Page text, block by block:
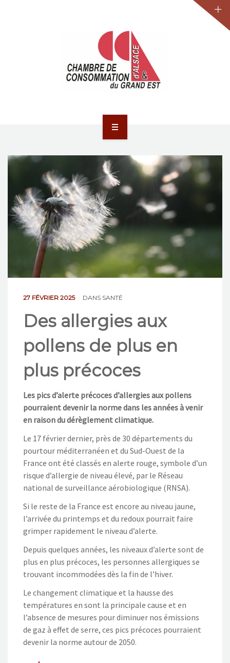
ACTUALITÉS
JURIDIQUE
LA CCA-GE
NOS ACTIONS
CONTACT
27 FÉVRIER 2025 DANS SANTÉ
Des allergies aux
pollens de plus en
plus précoces
Les pics d’alerte précoces d’allergies aux pollens
pourraient devenir la norme dans les années à venir
en raison du dérèglement climatique.
Le 17 février dernier, près de 30 départements du
pourtour méditerranéen et du Sud-Ouest de la
France ont été classés en alerte rouge, symbole d’un
risque d’allergie de niveau élevé, par le Réseau
national de surveillance aérobiologique (RNSA).
Si le reste de la France est encore au niveau jaune,
l’arrivée du printemps et du redoux pourrait faire
grimper rapidement le niveau d’alerte.
Depuis quelques années, les niveaux d’alerte sont de
plus en plus précoces, les personnes allergiques se
trouvant incommodées dès la fin de l’hiver.
Le changement climatique et la hausse des
températures en sont la principale cause et en
l’absence de mesures pour diminuer nos émissions
de gaz à effet de serre, ces pics précoces pourraient
devenir la norme autour de 2050.